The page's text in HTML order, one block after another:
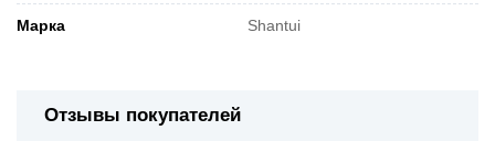
Марка Shantui
Отзывы покупателей